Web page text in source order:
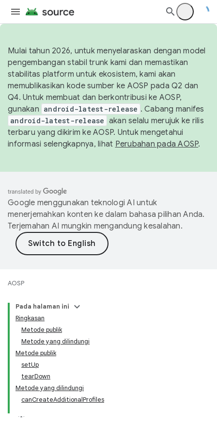
Mulai tahun 2026, untuk menyelaraskan dengan model
pengembangan stabil trunk kami dan memastikan
stabilitas platform untuk ekosistem, kami akan
memublikasikan kode sumber ke AOSP pada Q2 dan
Q4. Untuk membuat dan berkontribusi ke AOSP,
gunakan android-latest-release . Cabang manifes
android-latest-release akan selalu merujuk ke rilis
terbaru yang dikirim ke AOSP. Untuk mengetahui
informasi selengkapnya, lihat Perubahan pada AOSP.
Google menggunakan teknologi AI untuk
menerjemahkan konten ke dalam bahasa pilihan Anda.
Terjemahan AI mungkin mengandung kesalahan.
AOSP
Pada halaman ini
Ringkasan
Metode publik
Metode yang dilindungi
Metode publik
setUp
tearDown
Metode yang dilindungi
canCreateAdditionalProfiles